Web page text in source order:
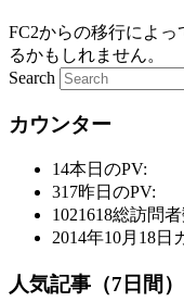
FC2からの移行によ
るかもしれません。
Search
カウンター
14本日のPV:
317昨日のPV:
1021618総訪問者
2014年10月18日
人気記事（7日間）